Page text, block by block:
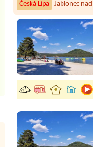
Česká Lípa Jablonec